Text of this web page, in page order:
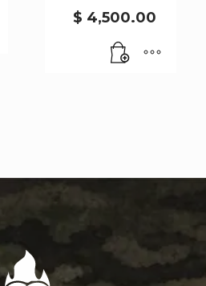
$ 4,500.00